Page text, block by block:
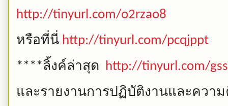
http://tinyurl.com/o2rzao8
หรือที่นี่ http://tinyurl.com/pcqjppt
****ลิ้งค์ล่าสุด http://tinyurl.com/
และรายงานการปฏิบัติงานและควา